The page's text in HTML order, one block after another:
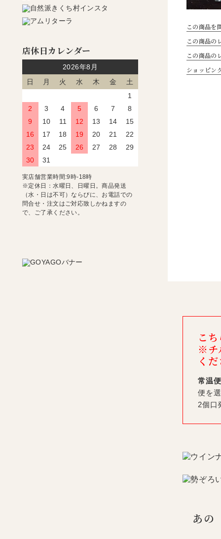
この商品を
この商品の
この商品の
ショッピン
こ
※チ
く
常温
便を
2個口
あの
店休日カレンダー
2026年8月
日
月 火 水 木 金
土
1
2
3 4 5 6 7
8
9
10 11 12 13 14
15
16
17 18 19 20 21
22
23
24 25 26 27 28
29
30
31
実店舗営業時間:9時-18時
※定休日：水曜日、日曜日。商品発送
（水・日は不可）ならびに、お電話での
問合せ・注文はご対応致しかねますの
で、ご了承ください。